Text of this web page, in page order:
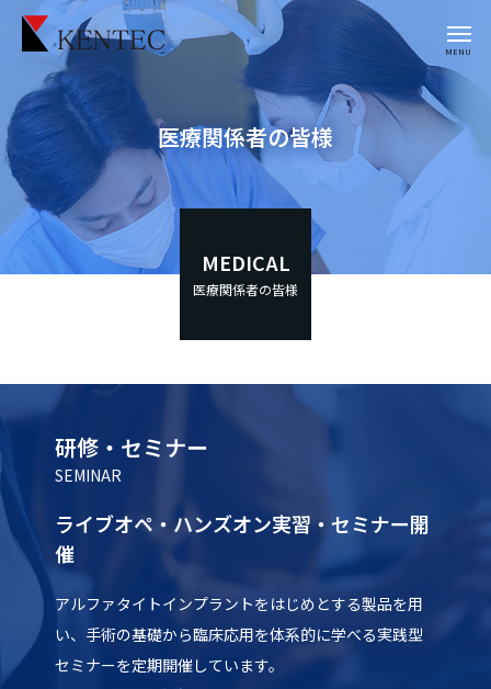
医療関係者の皆様
MEDICAL
医療関係者の皆様
研修・セミナー
SEMINAR
ライブオペ・ハンズオン実習・セミナー開
催
アルファタイトインプラントをはじめとする製品を用
い、手術の基礎から臨床応用を体系的に学べる実践型
セミナーを定期開催しています。